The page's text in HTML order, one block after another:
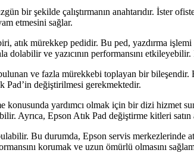
bir şekilde çalıştırmanın anahtarıdır. İster
etmesini sağlar.
atık mürekkep pedidir. Bu ped, yazdırma
dolabilir ve yazıcının performansını
ve fazla mürekkebi toplayan bir
Pad’in değiştirilmesi gerekmektedir.
konusunda yardımcı olmak için bir dizi hizmet
Ayrıca, Epson Atık Pad değiştirme kitleri
Bu durumda, Epson servis
korumak ve uzun ömürlü olmasını